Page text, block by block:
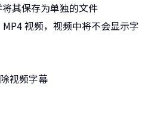
其保存为单独的文件
视频，视频中将不会显示字